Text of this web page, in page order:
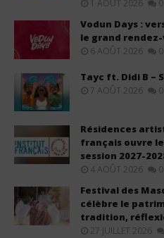
1 AOÛT 2026 0
Vodun Days :
le grand
6 AOÛT 2026 0
Tayc ft. Didi B –
7 AOÛT 2026 0
Résidences
français ouvre
session 2027-
4 AOÛT 2026 0
Festival des
célèbre le
tradition,
27 JUILLET 2026